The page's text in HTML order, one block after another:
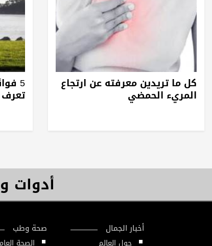
كل ما تريدين معرفته عن ارتجاع
المريء الحمضي
5
تعرف
أدوات
أخبار الجمال
حول العالم
صحة وطب
الصحة